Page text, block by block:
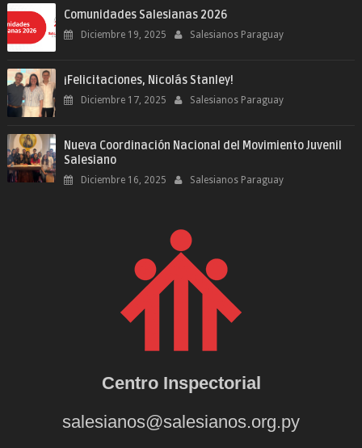
Comunidades Salesianas 2026
Diciembre 19, 2025 Salesianos Paraguay
¡Felicitaciones, Nicolás Stanley!
Diciembre 17, 2025 Salesianos Paraguay
Nueva Coordinación Nacional del Movimiento Juvenil
Salesiano
Diciembre 16, 2025 Salesianos Paraguay
Centro Inspectorial
salesianos@salesianos.org.py